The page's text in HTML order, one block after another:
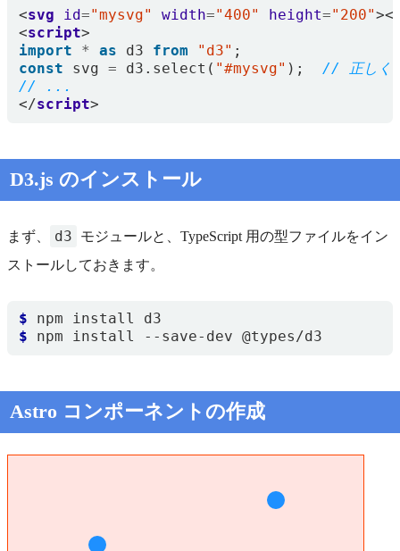
<svg id="mysvg" width="400" height="200"
<script>
import
* as d3 from "d3" ;
const
svg = d3 . select ( "#mysvg" );
</script>
D3.js のインストール
まず、 d3
モジュールと、TypeScript 用の型ファイルをイン
ストールしておきます。
$
$
Astro コンポーネントの作成